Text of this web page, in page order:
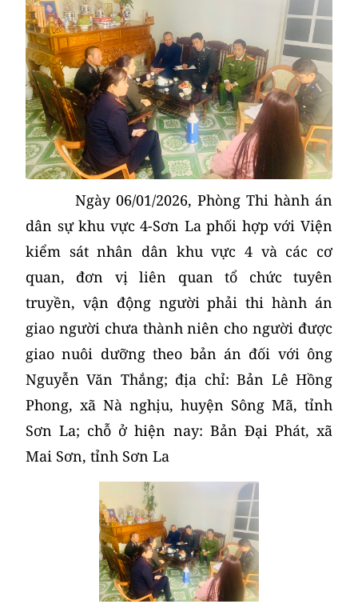
Ngày 06/01/2026, Phòng Thi hành án
dân sự khu vực 4-Sơn La phối hợp với Viện
kiểm sát nhân dân khu vực 4 và các cơ
quan, đơn vị liên quan tổ chức tuyên
truyền, vận động người phải thi hành án
giao người chưa thành niên cho người được
giao nuôi dưỡng theo bản án đối với ông
Nguyễn Văn Thắng; địa chỉ: Bản Lê Hồng
Phong, xã Nà nghịu, huyện Sông Mã, tỉnh
Sơn La; chỗ ở hiện nay: Bản Đại Phát, xã
Mai Sơn, tỉnh Sơn La